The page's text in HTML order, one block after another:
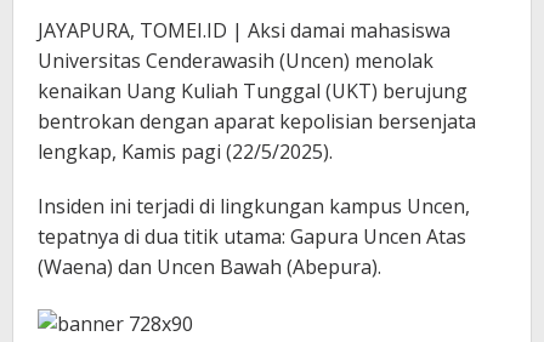
JAYAPURA, TOMEI.ID | Aksi damai mahasiswa
Universitas Cenderawasih (Uncen) menolak
kenaikan Uang Kuliah Tunggal (UKT) berujung
bentrokan dengan aparat kepolisian bersenjata
lengkap, Kamis pagi (22/5/2025).
Insiden ini terjadi di lingkungan kampus Uncen,
tepatnya di dua titik utama: Gapura Uncen Atas
(Waena) dan Uncen Bawah (Abepura).